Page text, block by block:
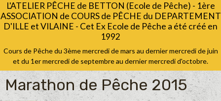
L'ATELIER PÊCHE de BETTON (Ecole de Pêche) - 1ère
ASSOCIATION de COURS de PÊCHE du DEPARTEMENT
D'ILLE et VILAINE - Cet Ex Ecole de Pêche a été créé en
1992
Cours de Pêche du 3ème mercredi de mars au dernier mercredi de juin
et du 1er mercredi de septembre au dernier mercredi d'octobre.
Marathon de Pêche 2015